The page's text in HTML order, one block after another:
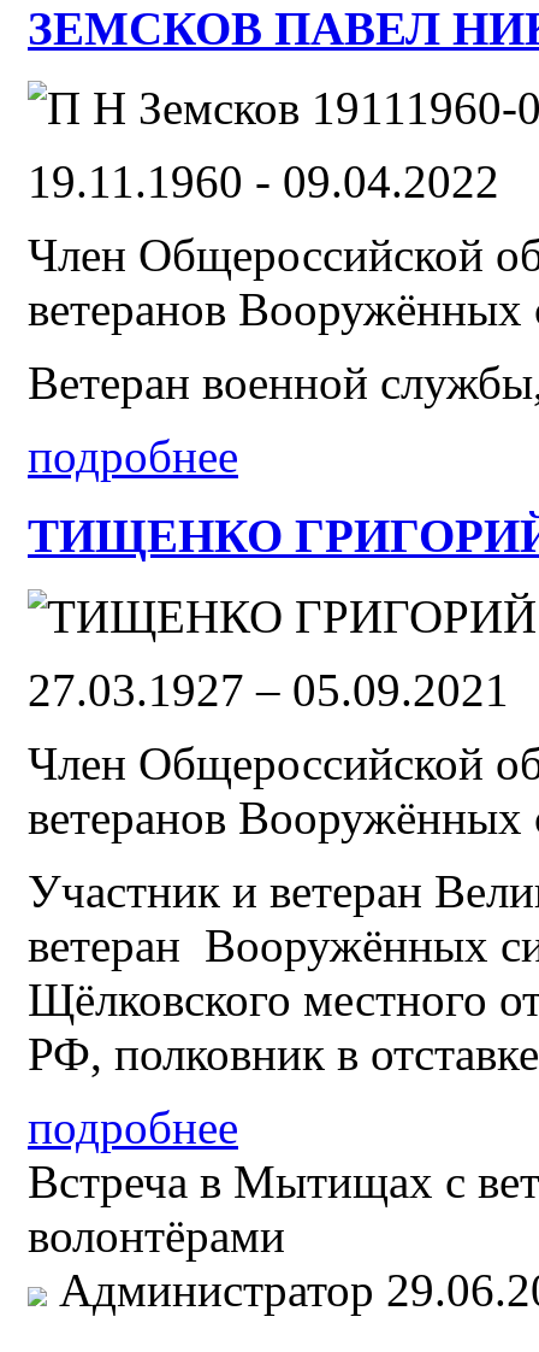
ЗЕМСКОВ ПАВЕЛ
19.11.1960 - 09.04.2022
Член Общероссийской
ветеранов
Ветеран военной
подробнее
ТИЩЕНКО ГРИГОРИЙ
27.03.1927 – 05.09.2021
Член Общероссийской
ветеранов
Участник и ветеран
ветеран Вооружённых
Щёлковского
РФ, полковник в
подробнее
Встреча в Мытищах с
волонтёрами
Администратор